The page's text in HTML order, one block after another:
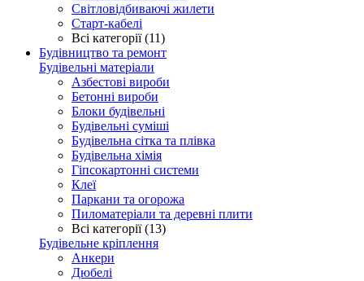
Світловідбиваючі жилети
Старт-кабелі
Всі категорії (11)
Будівництво та ремонт
Будівельні матеріали
Азбестові вироби
Бетонні вироби
Блоки будівельні
Будівельні суміші
Будівельна сітка та плівка
Будівельна хімія
Гіпсокартонні системи
Клеї
Паркани та огорожа
Пиломатеріали та деревні плити
Всі категорії (13)
Будівельне кріплення
Анкери
Дюбелі